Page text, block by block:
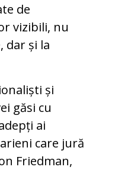
de
vizibili, nu
dar și la
și
găsi cu
ai
care jură
Friedman,